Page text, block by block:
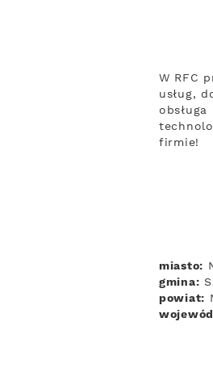
W RFC
usług,
firmie!
miasto:
gmina:
powiat: